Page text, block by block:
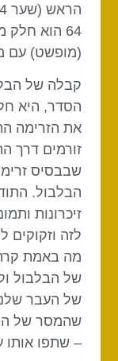
64 הוא
(מופשט) עם
קבלה של
את הזרימה
שבבסיס
הבלבול.
זיכרונות
לזה וזקוקים
מה באמת
של הבלבול
של העבר
שהמסר של
– שתפו אותו